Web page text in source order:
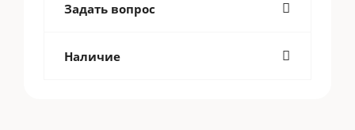
Задать вопрос
Наличие